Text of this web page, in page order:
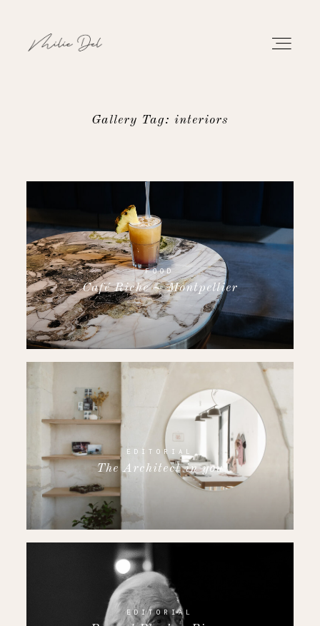
ABOUT
CONTACT
Gallery Tag: interiors
FOOD
Café Riche ~ Montpellier
EDITORIAL
The Architect in you
EDITORIAL